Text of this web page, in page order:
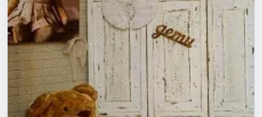
Города
Площадки
Артисты
Рейтинги